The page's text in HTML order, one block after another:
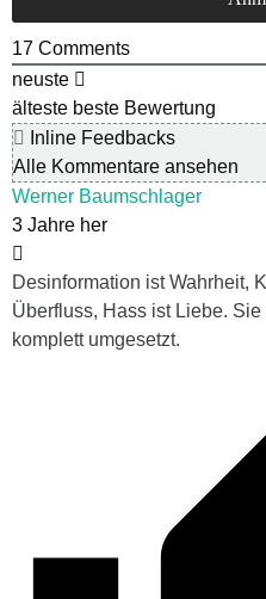
17 Comments
neuste
älteste beste Bewertung
Inline Feedbacks
Alle Kommentare ansehen
Werner Baumschlager
3 Jahre her
Desinformation ist Wahrheit,
Überfluss, Hass ist Liebe.
komplett umgesetzt.